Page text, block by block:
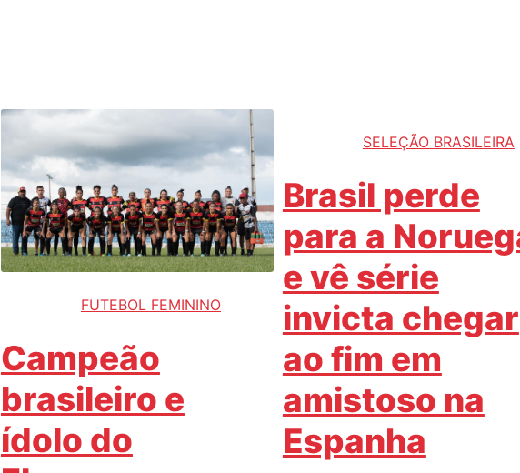
FUTEBOL FEMININO
Campeão
brasileiro e
ídolo do
SELEÇÃO BRASILEIRA
Brasil perde
para a
e vê série
invicta chegar
ao fim em
amistoso na
Espanha